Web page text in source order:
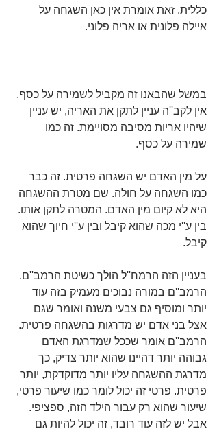
כללית. זאת אומרת אין כאן השגחה על
איילה פלונית או אריה פלוני.
במשל שהבאנו זה מקביל לשמירה על כסף.
אין לקב''ה עניין לתקן את האריה, יש עניין
שיהיו אריות מסיבה מסויימת. זה כמו
שמירה על כסף.
על מין האדם יש השגחה פרטית. זה כבר
כמו השגחה על חולה. שם מטרת ההשגחה
היא לא קיום מין האדם. המטרה לתקן אותו.
בין ע''י מכה שהוא קיבל ובין ע''י חיוך שהוא
קיבל.
בעניין הזה הרמח''ל הולך כשיטת הרמב''ם.
הרמב''ם במורה נבוכים מעמיק בזה עוד
יותר ומוסיף גם צבעי משנה ואומר שגם
אצל בני אדם יש מדרגות בהשגחה פרטית.
הרמב''ם אומר שככל שמדרגת האדם
גבוהה יותר דהיינו שהוא יותר צדיק, כך
מדרגת ההשגחה עליו יותר מדוקדקת, יותר
פרטית. פרטי זה יכול לומר כמו שיעור פרטי,
שיעור שהוא רק עבור הילד הזה, ספציפי.
אבל יש לזה עוד רובד, זה יכול להיות גם